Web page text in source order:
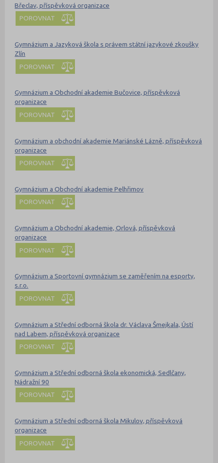
Břeclav, příspěvková organizace
POROVNAT
Gymnázium a Jazyková škola s právem státní jazykové zkoušky
Zlín
POROVNAT
Gymnázium a Obchodní akademie Bučovice, příspěvková
organizace
POROVNAT
Gymnázium a obchodní akademie Mariánské Lázně, příspěvková
organizace
POROVNAT
Gymnázium a Obchodní akademie Pelhřimov
POROVNAT
Gymnázium a Obchodní akademie, Orlová, příspěvková
organizace
POROVNAT
Gymnázium a Sportovní gymnázium se zaměřením na esporty,
s.r.o.
POROVNAT
Gymnázium a Střední odborná škola dr. Václava Šmejkala, Ústí
nad Labem, příspěvková organizace
POROVNAT
Gymnázium a Střední odborná škola ekonomická, Sedlčany,
Nádražní 90
POROVNAT
Gymnázium a Střední odborná škola Mikulov, příspěvková
organizace
POROVNAT